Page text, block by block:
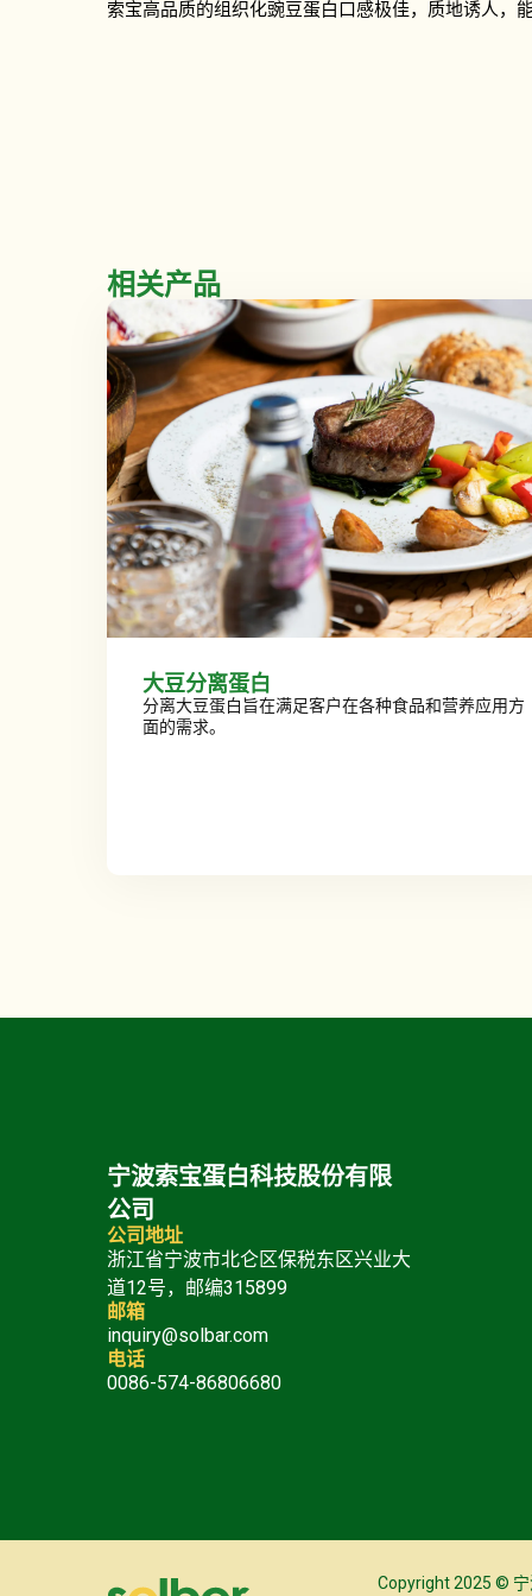
索宝高品质的组织化豌豆蛋白口感极佳，质地诱人，
相关产品
大豆分离蛋白
分离大豆蛋白旨在满足客户在各种食品和营养应用方
面的需求。
宁波索宝蛋白科技股份有限
公司
公司地址
浙江省宁波市北仑区保税东区兴业大
道12号，邮编315899
邮箱
inquiry@solbar.com
电话
0086-574-86806680
Copyright 2025 ©